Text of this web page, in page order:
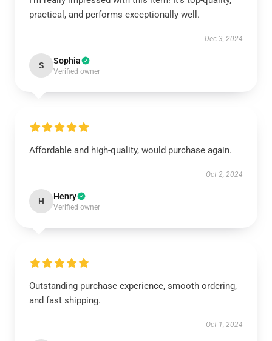
practical, and performs exceptionally well.
Dec 3, 2024
S Sophia
Verified owner
Affordable and high-quality, would purchase again.
Oct 2, 2024
H Henry
Verified owner
Outstanding purchase experience, smooth ordering,
and fast shipping.
Oct 1, 2024